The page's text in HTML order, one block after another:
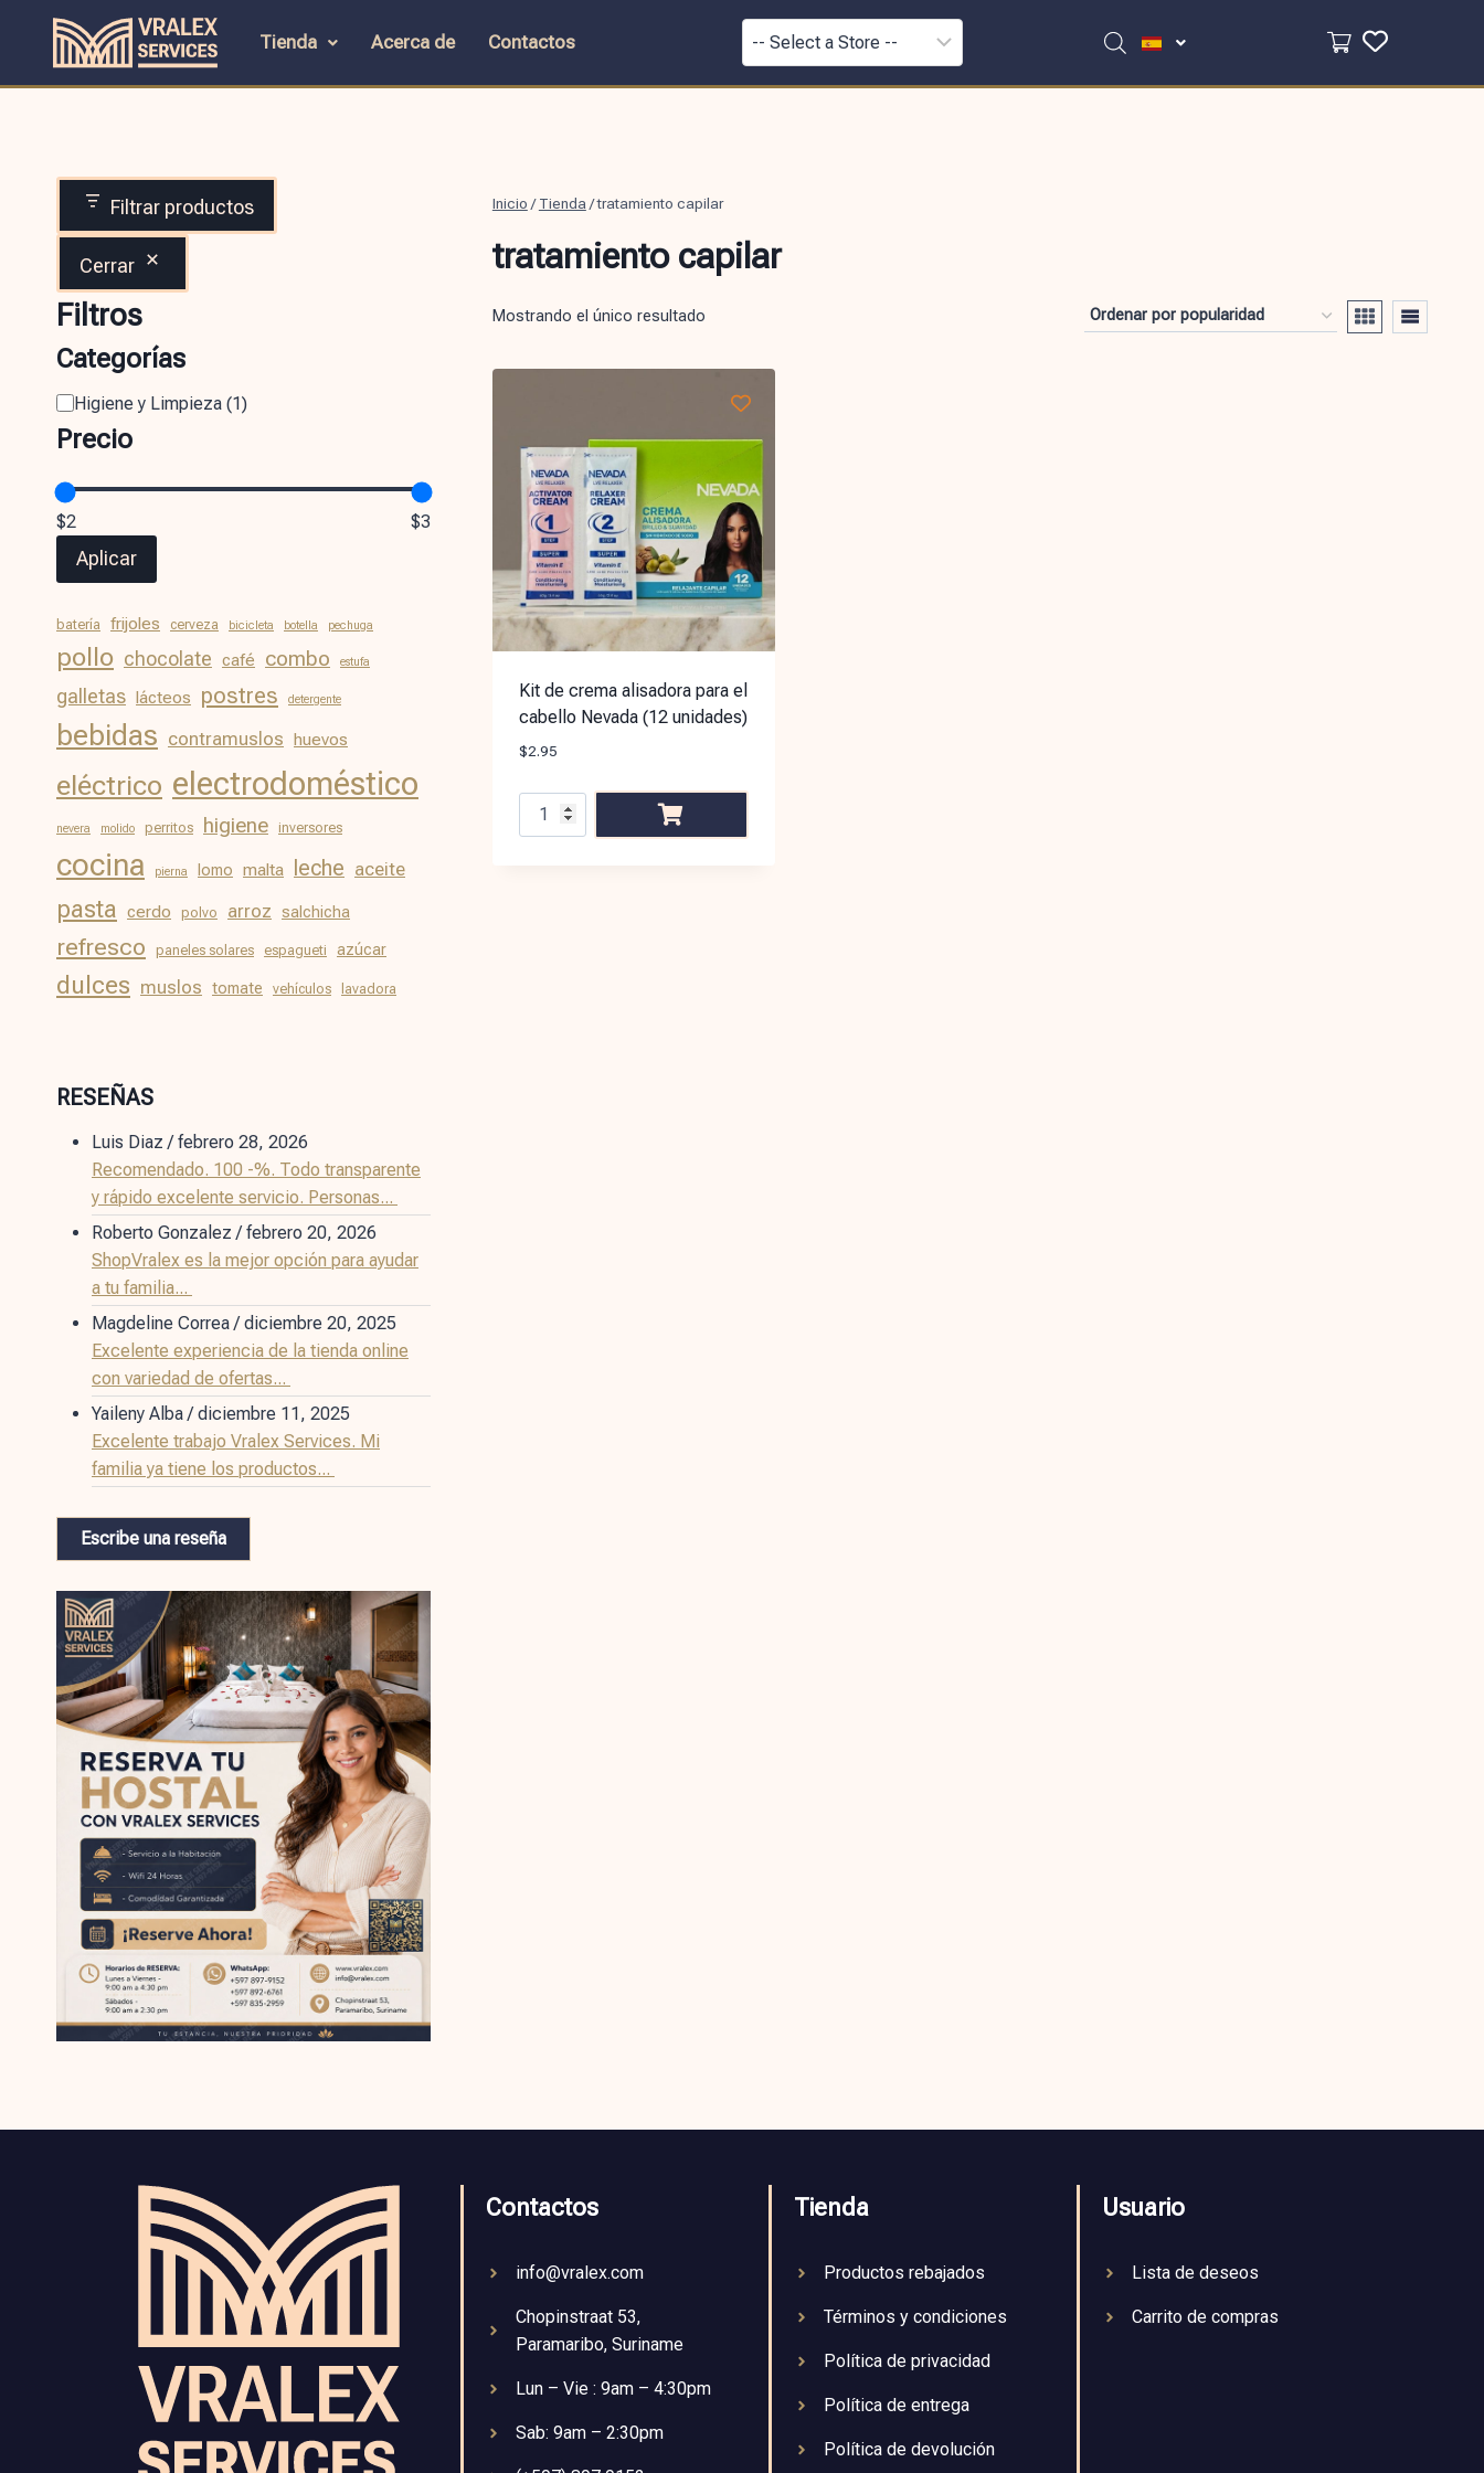
Tienda Acerca de Contactos
Inicio / Tienda /tratamiento capilar
tratamiento capilar
Mostrando el único resultado
Kit de crema alisadora para el
cabello Nevada (12 unidades)
$2.95
Filtrar productos
Cerrar
Filtros
Categorías
Higiene y Limpieza (1)
Precio
$2 $3
Aplicar
batería frijoles cerveza bicicleta botella pechuga
pollo chocolate café combo estufa
galletas lácteos postres detergente
bebidas contramuslos huevos
eléctrico electrodoméstico
nevera molido perritos higiene inversores
cocina pierna lomo malta leche aceite
pasta cerdo polvo arroz salchicha
refresco paneles solares espagueti azúcar
dulces muslos tomate vehículos lavadora
RESEÑAS
Luis Diaz /febrero 28, 2026
Recomendado. 100 -%. Todo transparente
y rápido excelente servicio. Personas...
Roberto Gonzalez /febrero 20, 2026
ShopVralex es la mejor opción para ayudar
a tu familia...
Magdeline Correa /diciembre 20, 2025
Excelente experiencia de la tienda online
con variedad de ofertas...
Yaileny Alba /diciembre 11, 2025
Excelente trabajo Vralex Services. Mi
familia ya tiene los productos...
Escribe una reseña
Contactos
info@vralex.com
Chopinstraat 53,
Paramaribo, Suriname
Lun – Vie : 9am – 4:30pm
Sab: 9am – 2:30pm
Tienda
Productos rebajados
Términos y condiciones
Política de privacidad
Política de entrega
Política de devolución
Usuario
Lista de deseos
Carrito de compras